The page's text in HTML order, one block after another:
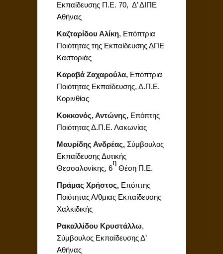
Εκπαίδευσης Π.Ε. 70, Δ’ ΔΙΠΕ
Αθήνας
Καζταρίδου Αλίκη, Επόπτρια
Ποιότητας της Εκπαίδευσης ΔΠΕ
Καστοριάς
Καραβά Ζαχαρούλα, Eπόπτρια
Ποιότητας Eκπαίδευσης, Δ.Π.E.
Κορινθίας
Κοκκονός, Αντώνης, Επόπτης
Ποιότητας Δ.Π.Ε. Λακωνίας
Μαυρίδης Ανδρέας, Σύμβουλος
Εκπαίδευσης Δυτικής
Θεσσαλονίκης, 6
η
Θέση Π.Ε.
Πράμας Χρήστος, Επόπτης
Ποιότητας Α/θμιας Εκπαίδευσης
Χαλκιδικής
Ρακαλλίδου Κρυστάλλω,
Σύμβουλος Εκπαίδευσης Δ’
Αθήνας